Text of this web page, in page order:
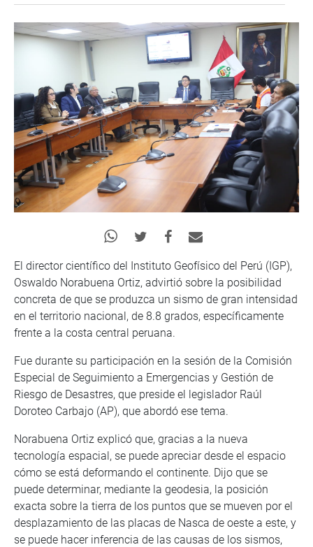
El director científico del Instituto Geofísico del Perú (IGP),
Oswaldo Norabuena Ortiz, advirtió sobre la posibilidad
concreta de que se produzca un sismo de gran intensidad
en el territorio nacional, de 8.8 grados, específicamente
frente a la costa central peruana.
Fue durante su participación en la sesión de la Comisión
Especial de Seguimiento a Emergencias y Gestión de
Riesgo de Desastres, que preside el legislador Raúl
Doroteo Carbajo (AP), que abordó ese tema.
Norabuena Ortiz explicó que, gracias a la nueva
tecnología espacial, se puede apreciar desde el espacio
cómo se está deformando el continente. Dijo que se
puede determinar, mediante la geodesia, la posición
exacta sobre la tierra de los puntos que se mueven por el
desplazamiento de las placas de Nasca de oeste a este, y
se puede hacer inferencia de las causas de los sismos,